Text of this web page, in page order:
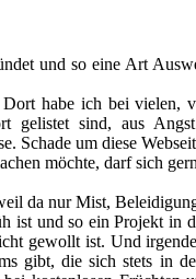
und so eine Art
habe ich bei vielen,
gelistet sind, aus
Schade um diese
möchte, darf sich
da nur Mist,
ist und so ein Projekt
gewollt ist. Und
gibt, die sich stets in